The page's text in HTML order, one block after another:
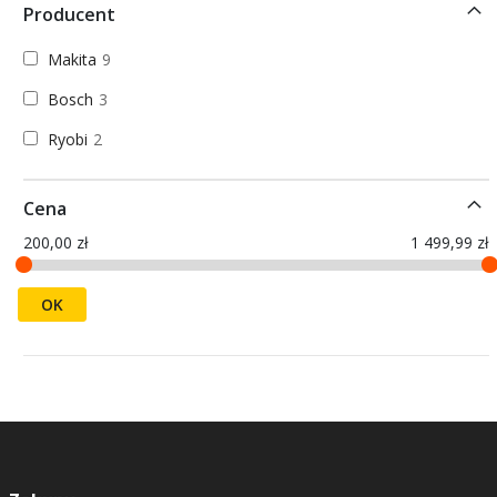
Producent
Makita 9
Bosch 3
Ryobi 2
Cena
200,00 zł 1 499,99 zł
OK